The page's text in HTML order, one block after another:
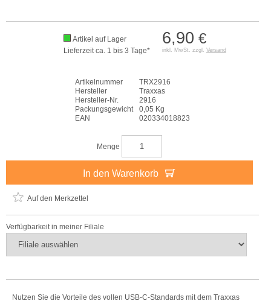
6,90 €
inkl. MwSt. zzgl. Versand
Artikel auf Lager
Lieferzeit ca. 1 bis 3 Tage*
Artikelnummer
TRX2916
Hersteller
Traxxas
Hersteller-Nr.
2916
Packungsgewicht
0,05 Kg
EAN
020334018823
Menge
In den Warenkorb
Auf den Merkzettel
Verfügbarkeit in meiner Filiale
Nutzen Sie die Vorteile des vollen USB-C-Standards mit dem Traxxas